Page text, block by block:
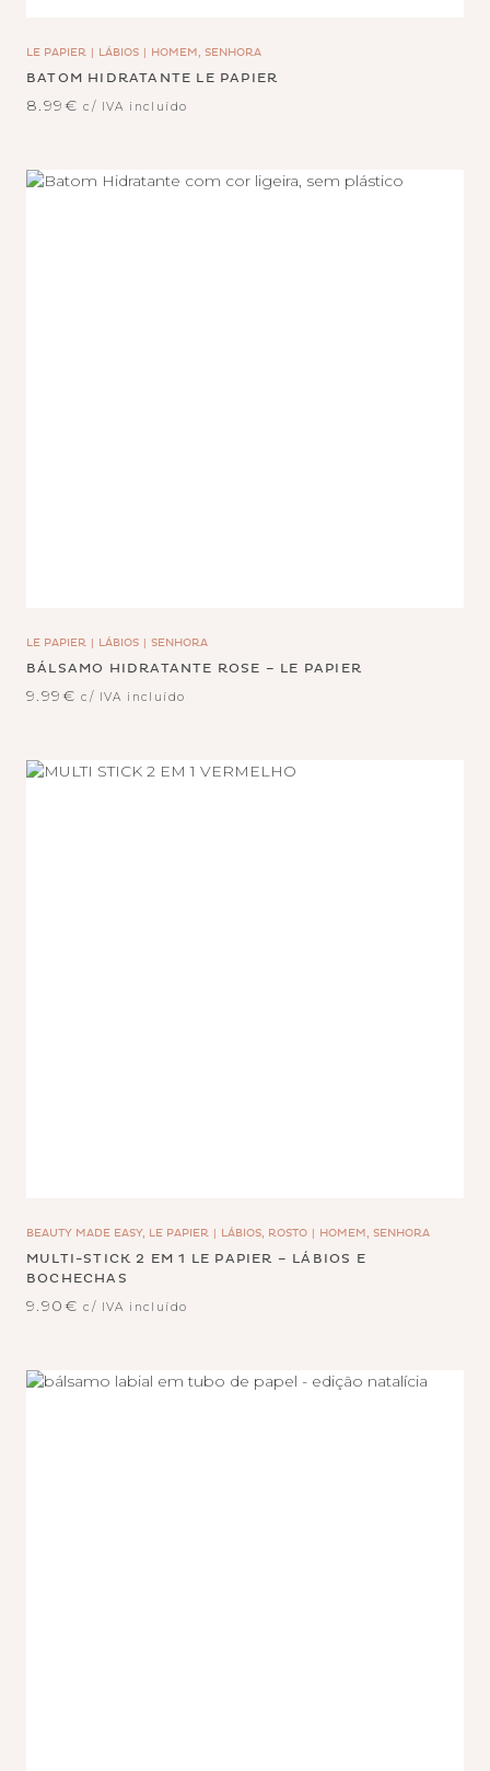
LE PAPIER LÁBIOS HOMEM, SENHORA
BATOM HIDRATANTE LE PAPIER
8.99€ c/ IVA incluído
LE PAPIER LÁBIOS SENHORA
BÁLSAMO HIDRATANTE ROSE – LE PAPIER
9.99€ c/ IVA incluído
BEAUTY MADE EASY, LE PAPIER LÁBIOS, ROSTO HOMEM, SENHORA
MULTI-STICK 2 EM 1 LE PAPIER – LÁBIOS E
BOCHECHAS
9.90€ c/ IVA incluído